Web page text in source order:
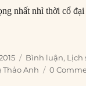
nhất nhì thời cổ đại
điều có thể bạn chưa
Categories
Bình luận, Lịch
Thảo Anh 0